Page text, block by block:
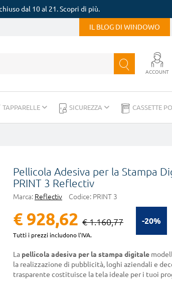
dal 10 al 21. Scopri di più.
IL BLOG DI WINDOWO
ACCOUNT
TAPPARELLE SICUREZZA CASSETTE
Pellicola Adesiva per la Stampa
PRINT 3 Reflectiv
Marca: Reflectiv Codice: PRINT 3
-20%
€ 928,62 € 1.160,77
Tutti i prezzi includono l'IVA.
La pellicola adesiva per la stampa digitale
la realizzazione di pubblicità, loghi aziendali e
trasparente costituisce la tela ideale per i tuoi